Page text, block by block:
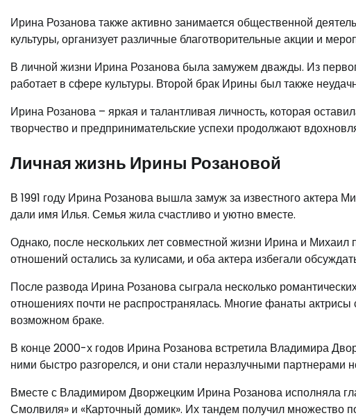
Ирина Розанова также активно занимается общественной
культуры, организует различные благотворительные акции и
В личной жизни Ирина Розанова была замужем дважды. Из
работает в сфере культуры. Второй брак Ирины был также
Ирина Розанова – яркая и талантливая личность, которая
творчество и предпринимательские успехи продолжают
Личная жизнь Ирины Розановой
В 1991 году Ирина Розанова вышла замуж за известного актера
дали имя Илья. Семья жила счастливо и уютно вместе.
Однако, после нескольких лет совместной жизни Ирина и
отношений остались за кулисами, и оба актера избегали
После развода Ирина Розанова сыграла несколько
отношениях почти не распространялась. Многие фанаты
возможном браке.
В конце 2000-х годов Ирина Розанова встретила Владимира
ними быстро разгорелся, и они стали неразлучными партнерами
Вместе с Владимиром Дворжецким Ирина Розанова исполняла
Смолвиля» и «Карточный домик». Их тандем получил множество